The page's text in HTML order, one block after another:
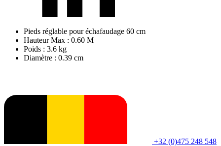
Pieds réglable pour échafaudage 60 cm
Hauteur Max : 0.60 M
Poids : 3.6 kg
Diamètre : 0.39 cm
+32 (0)475 248 548